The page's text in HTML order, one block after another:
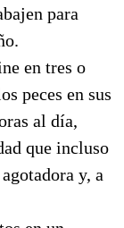
para
en tres o
peces en sus
al día,
que incluso
y, a